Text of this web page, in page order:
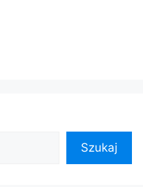
Szukaj